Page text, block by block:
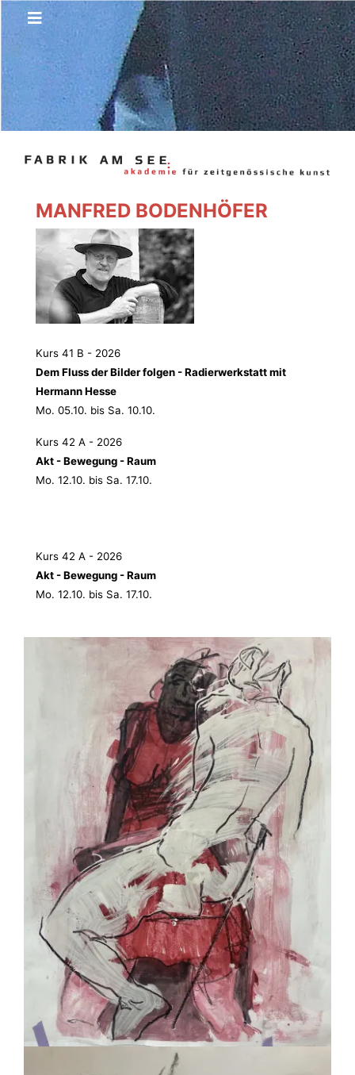
MANFRED BODENHÖFER
Kurs 41 B - 2026
Dem Fluss der Bilder folgen - Radierwerkstatt mit
Hermann Hesse
Mo. 05.10. bis Sa. 10.10.
Kurs 42 A - 2026
Akt - Bewegung - Raum
Mo. 12.10. bis Sa. 17.10.
Kurs 42 A - 2026
Akt - Bewegung - Raum
Mo. 12.10. bis Sa. 17.10.